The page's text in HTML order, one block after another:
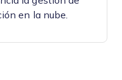
en la nube.